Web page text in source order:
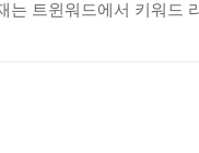
정할까? | 이제 무엇을 해
는 트윈워드에서 키워드